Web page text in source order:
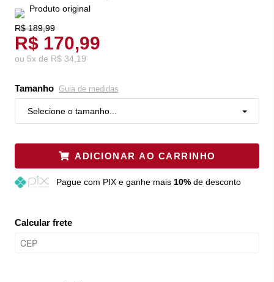
Produto original
R$ 189,99
R$ 170,99
ou 5x de R$ 34,19
Tamanho Guia de medidas
Selecione o tamanho...
ADICIONAR AO CARRINHO
Pague com PIX e ganhe mais 10%de desconto
Calcular frete